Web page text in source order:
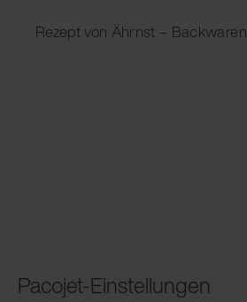
Rezept von Ährnst – Backwaren
Pacojet-Einstellungen